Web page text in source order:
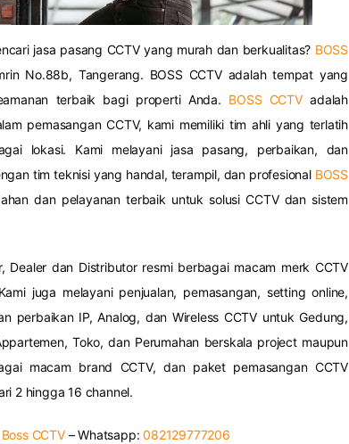
jasa pasang CCTV yang murah dan berkualitas? BOSS
No.88b, Tangerang. BOSS CCTV adalah tempat yang
terbaik bagi properti Anda. BOSS CCTVadalah
pemasangan CCTV, kami memiliki tim ahli yang terlatih
lokasi. Kami melayani jasa pasang, perbaikan, dan
tim teknisi yang handal, terampil, dan profesional BOSS
dan pelayanan terbaik untuk solusi CCTV dan sistem
Dealer dan Distributor resmi berbagai macam merk CCTV
juga melayani penjualan, pemasangan, setting online,
perbaikan IP, Analog, dan Wireless CCTV untuk Gedung,
Toko, dan Perumahan berskala project maupun
macam brand CCTV, dan paket pemasangan CCTV
2 hingga 16 channel.
CCTV– Whatsapp:082129777206